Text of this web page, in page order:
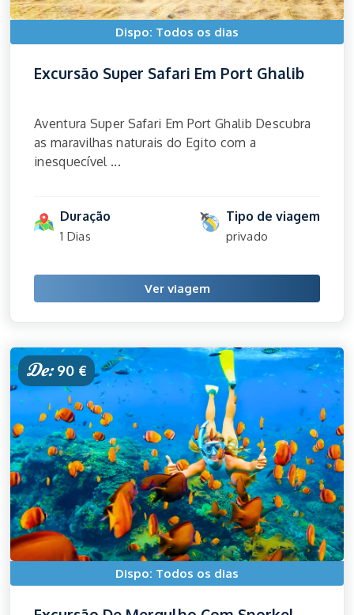
Dispo: Todos os dias
Excursão Super Safari Em Port Ghalib
Aventura Super Safari Em Port Ghalib Descubra
as maravilhas naturais do Egito com a
inesquecível ...
Duração
1 Dias
Tipo de viagem
privado
Ver viagem
De:90 €
Dispo: Todos os dias